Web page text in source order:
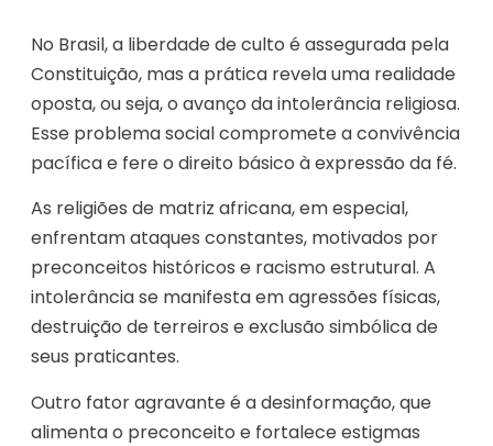
No Brasil, a liberdade de culto é assegurada pela
Constituição, mas a prática revela uma realidade
oposta, ou seja, o avanço da intolerância religiosa.
Esse problema social compromete a convivência
pacífica e fere o direito básico à expressão da fé.
As religiões de matriz africana, em especial,
enfrentam ataques constantes, motivados por
preconceitos históricos e racismo estrutural. A
intolerância se manifesta em agressões físicas,
destruição de terreiros e exclusão simbólica de
seus praticantes.
Outro fator agravante é a desinformação, que
alimenta o preconceito e fortalece estigmas